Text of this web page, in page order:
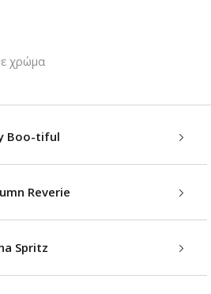
χρώμα
Boo-tiful
Reverie
Spritz